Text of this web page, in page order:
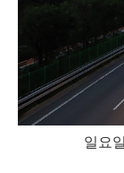
일요